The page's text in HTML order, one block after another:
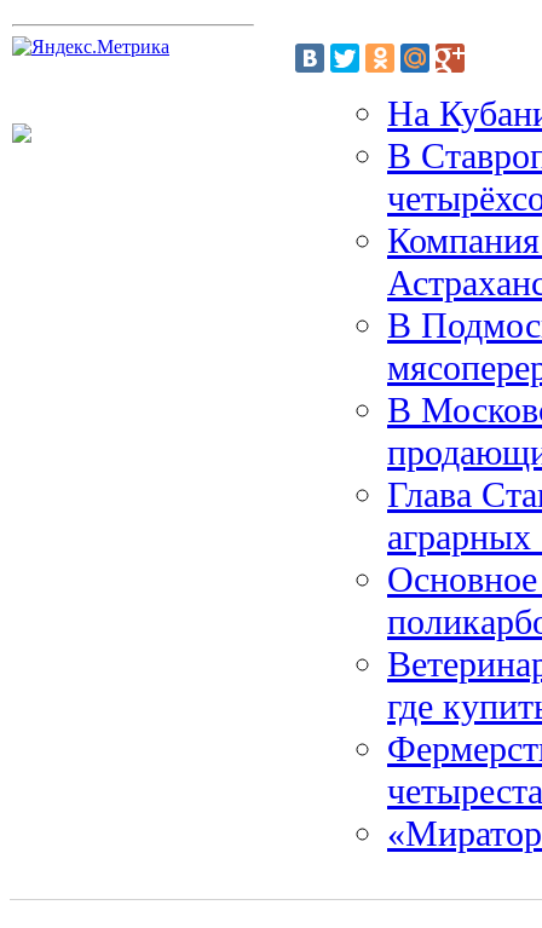
На
В
В
В
Глава
аграрных
Основное
где